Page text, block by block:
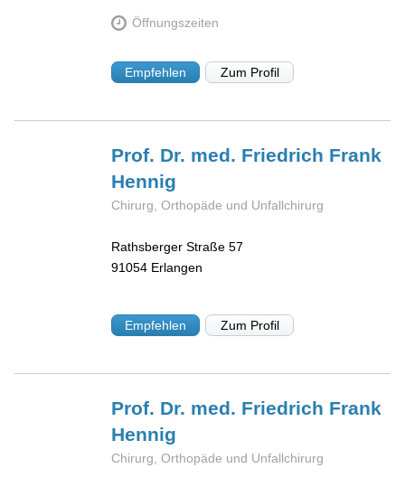
Öffnungszeiten
Empfehlen Zum Profil
Prof. Dr. med. Friedrich Frank
Hennig
Chirurg, Orthopäde und Unfallchirurg
Rathsberger Straße 57
91054 Erlangen
Empfehlen Zum Profil
Prof. Dr. med. Friedrich Frank
Hennig
Chirurg, Orthopäde und Unfallchirurg